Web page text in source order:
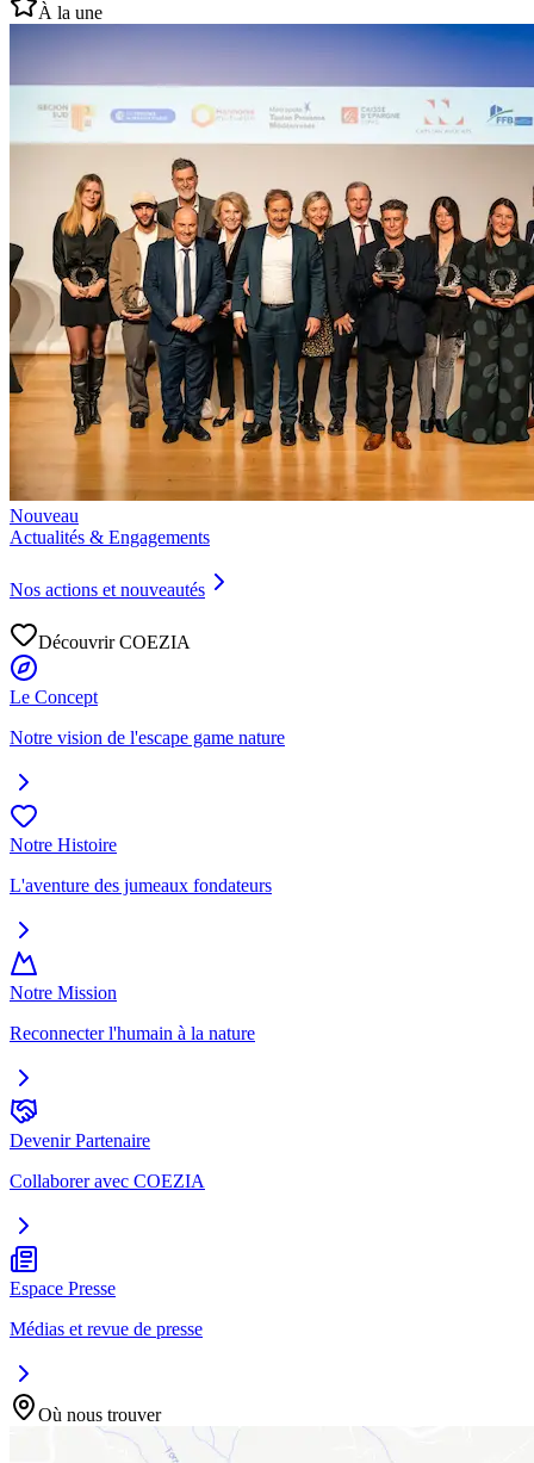
À la une
Nouveau
Actualités & Engagements
Nos actions et nouveautés
Découvrir COEZIA
Le Concept
Notre vision de l'escape game nature
Notre Histoire
L'aventure des jumeaux fondateurs
Notre Mission
Reconnecter l'humain à la nature
Devenir Partenaire
Collaborer avec COEZIA
Espace Presse
Médias et revue de presse
Où nous trouver